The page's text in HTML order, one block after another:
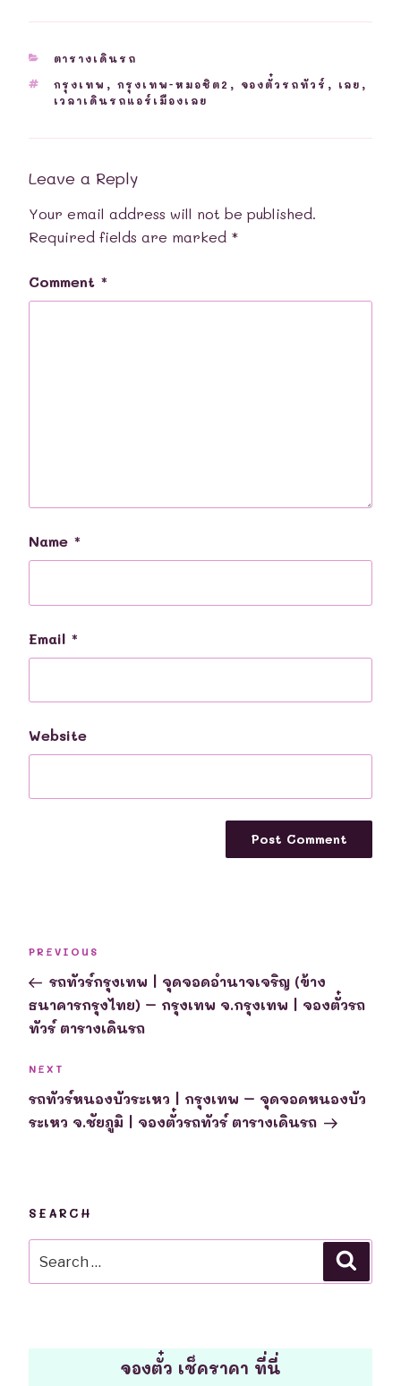
CATEGORIES
ตารางเดินรถ
TAGS
กรุงเทพ , กรุงเทพ-หมอชิต2 , จองตั๋วรถทัวร์ , เลย ,
เวลาเดินรถแอร์เมืองเลย
Leave a Reply
Your email address will not be published.
Required fields are marked *
Comment *
Name *
Email *
Website
navigation
Previous
Post
PREVIOUS
รถทัวร์กรุงเทพ | จุดจอดอำนาจเจริญ (ข้าง
ธนาคารกรุงไทย) – กรุงเทพ จ.กรุงเทพ | จองตั๋วรถ
ทัวร์ ตารางเดินรถ
Next
Post
NEXT
รถทัวร์หนองบัวระเหว | กรุงเทพ – จุดจอดหนองบัว
ระเหว จ.ชัยภูมิ | จองตั๋วรถทัวร์ ตารางเดินรถ
SEARCH
for:
จองตั๋ว เช็คราคา ที่นี่